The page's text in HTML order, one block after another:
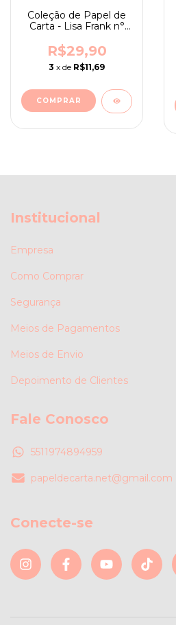
Coleção de Papel de
Carta - Lisa Frank n°
R$29,90
3 x de R$11,69
Institucional
Empresa
Como Comprar
Segurança
Meios de Pagamentos
Meios de Envio
Depoimento de Clientes
Fale Conosco
5511974894959
papeldecarta.net@gmail.com
Conecte-se